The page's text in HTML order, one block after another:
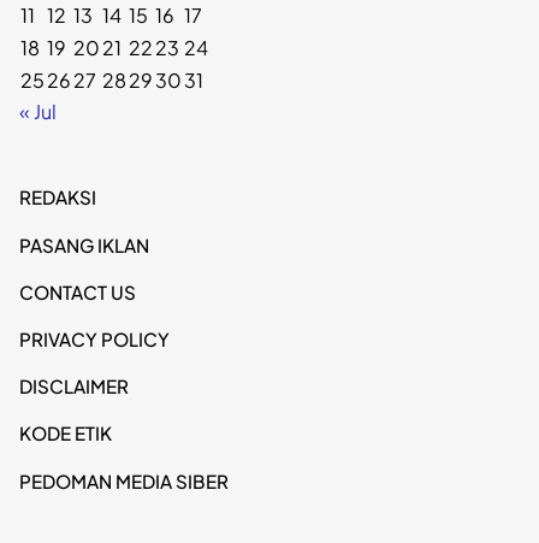
11 12 13 14 15 16 17
18 19 2021 2223 24
252627 28293031
« Jul
REDAKSI
PASANG IKLAN
CONTACT US
PRIVACY POLICY
DISCLAIMER
KODE ETIK
PEDOMAN MEDIA SIBER